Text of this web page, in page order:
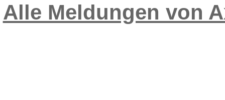
Alle Meldungen von